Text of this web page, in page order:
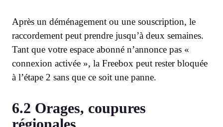
Après un déménagement ou une souscription, le
raccordement peut prendre jusqu’à deux semaines.
Tant que votre espace abonné n’annonce pas «
connexion activée », la Freebox peut rester bloquée
à l’étape 2 sans que ce soit une panne.
6.2 Orages, coupures